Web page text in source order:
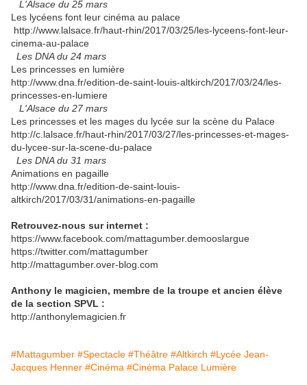
L'Alsace du 25 mars
Les lycéens font leur cinéma au palace
http://www.lalsace.fr/haut-rhin/2017/03/25/les-lyceens-font-leur-
cinema-au-palace
Les DNA du 24 mars
Les princesses en lumière
http://www.dna.fr/edition-de-saint-louis-altkirch/2017/03/24/les-
princesses-en-lumiere
L'Alsace du 27 mars
Les princesses et les mages du lycée sur la scène du Palace
http://c.lalsace.fr/haut-rhin/2017/03/27/les-princesses-et-mages-
du-lycee-sur-la-scene-du-palace
Les DNA du 31 mars
Animations en pagaille
http://www.dna.fr/edition-de-saint-louis-
altkirch/2017/03/31/animations-en-pagaille
Retrouvez-nous sur internet :
https://www.facebook.com/mattagumber.demooslargue
https://twitter.com/mattagumber
http://mattagumber.over-blog.com
Anthony le magicien, membre de la troupe et ancien élève
de la section SPVL :
http://anthonylemagicien.fr
#Mattagumber #Spectacle #Théâtre #Altkirch #Lycée Jean-
Jacques Henner #Cinéma #Cinéma Palace Lumière